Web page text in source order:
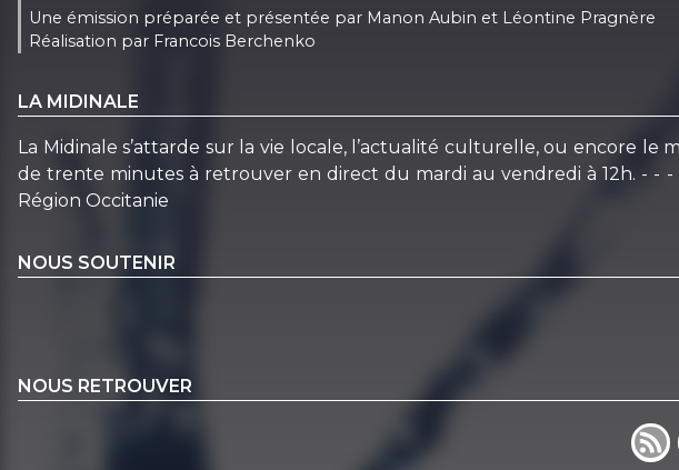
Une émission préparée et présentée par Manon Aubin et Léontine Pragnère
Réalisation par Francois Berchenko
LA MIDINALE
La Midinale s’attarde sur la vie locale, l’actualité culturelle, ou encore
de trente minutes à retrouver en direct du mardi au vendredi à 12h. - -
Région Occitanie
NOUS SOUTENIR
NOUS RETROUVER